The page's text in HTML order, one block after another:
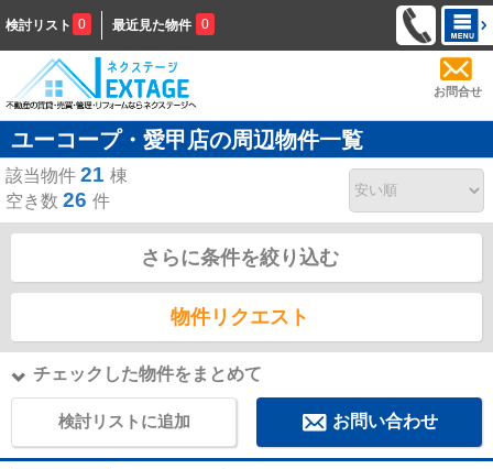
検討リスト 0 最近見た物件 0
お問合せ
ユーコープ・愛甲店の周辺物件一覧
該当物件 21 棟
空き数 26 件
さらに条件を絞り込む
物件リクエスト
チェックした物件をまとめて
検討リストに追加 お問い合わせ